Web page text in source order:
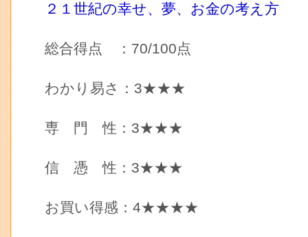
２１世紀の幸せ、夢、お金の考え方
総合得点 ：70/100点
わかり易さ：3★★★
専 門 性：3★★★
信 憑 性：3★★★
お買い得感：4★★★★